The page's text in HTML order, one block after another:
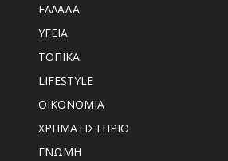
ΕΛΛΑΔΑ
ΥΓΕΙΑ
ΤΟΠΙΚΑ
LIFESTYLE
ΟΙΚΟΝΟΜΙΑ
ΧΡΗΜΑΤΙΣΤΗΡΙΟ
ΓΝΩΜΗ